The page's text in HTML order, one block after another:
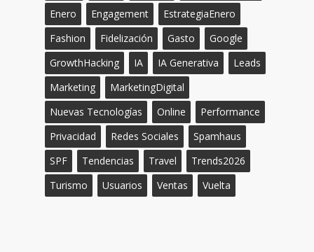
Enero
Engagement
EstrategiaEnero
Fashion
Fidelización Gasto
Google
GrowthHacking
IA IA Generativa
Leads
Marketing
MarketingDigital
Nuevas Tecnologías
Online
Performance
Privacidad
Redes Sociales
Spamhaus
SPF
Tendencias Travel
Trends2026
Turismo
Usuarios Ventas Vuelta